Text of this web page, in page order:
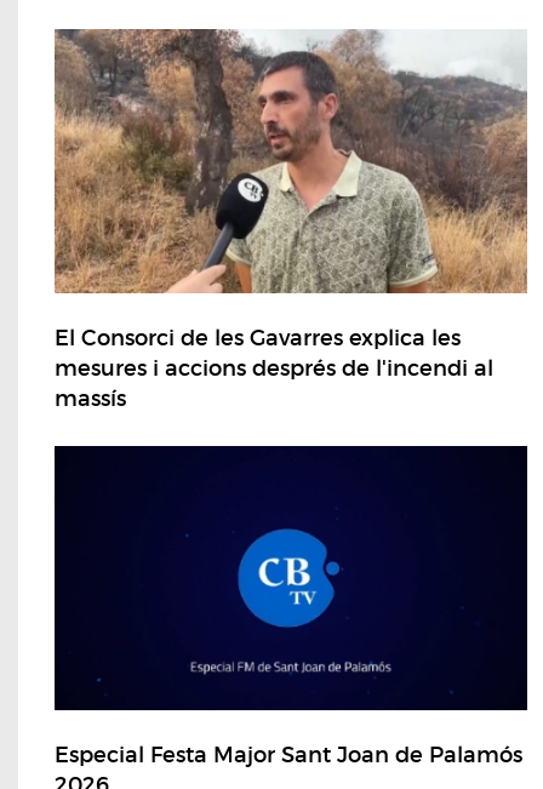
El Consorci de les Gavarres explica les
mesures i accions després de l'incendi al
massís
Especial Festa Major Sant Joan de Palamós